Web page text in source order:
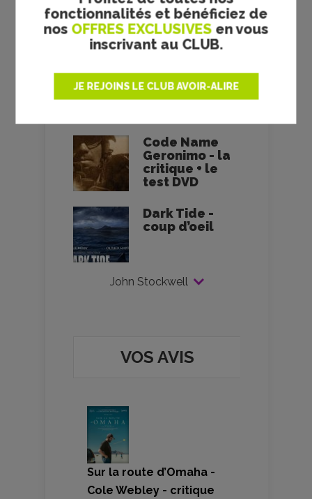
fonctionnalités et bénéficiez de
nos OFFRES EXCLUSIVES en vous
inscrivant au CLUB.
JE REJOINS LE CLUB AVOIR-ALIRE
23/07/2003
Bleu d’enfer -
la critique
09/08/2006
Code Name
Geronimo - la
critique + le
test DVD
Dark Tide -
coup d’oeil
John Stockwell
VOS AVIS
Sur la route d’Omaha -
Cole Webley - critique